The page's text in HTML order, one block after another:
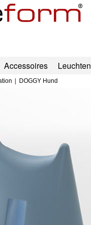
Accessoires Leuchten
DOGGY Hund